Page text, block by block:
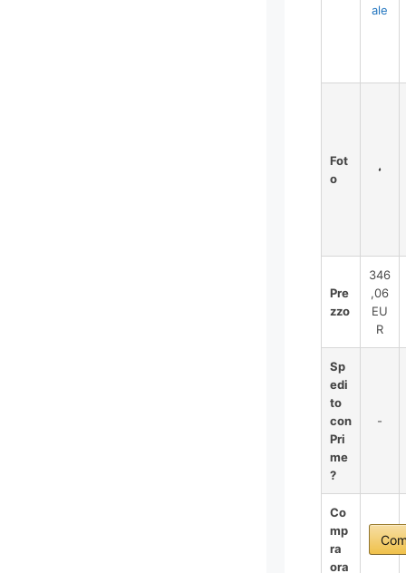
ale
Fot
o
Pre
zzo
346
,06
EU
R
Sp
edi
to
con
Pri
me
?
-
Co
mp
ra
ora